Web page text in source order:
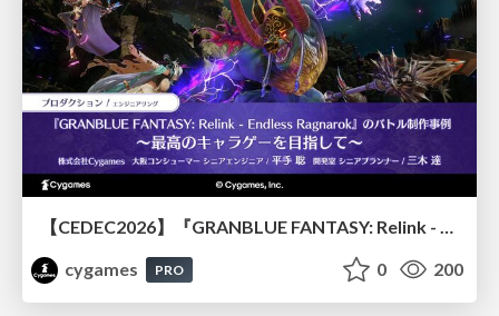
cygames
PRO 0 200